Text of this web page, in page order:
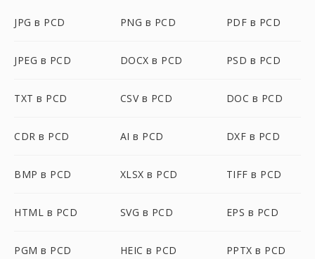
JPG в PCD PNG в PCD PDF в PCD
JPEG в PCD DOCX в PCD PSD в PCD
TXT в PCD CSV в PCD DOC в PCD
CDR в PCD AI в PCD DXF в PCD
BMP в PCD XLSX в PCD TIFF в PCD
HTML в PCD SVG в PCD EPS в PCD
PGM в PCD HEIC в PCD PPTX в PCD